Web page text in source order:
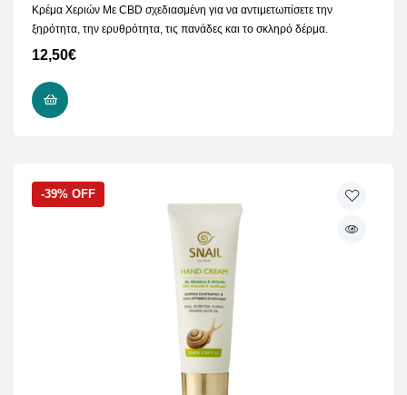
Κρέμα Χεριών Mε CBD σχεδιασμένη για να αντιμετωπίσετε την
ξηρότητα, την ερυθρότητα, τις πανάδες και το σκληρό δέρμα.
12,50€
-39% OFF